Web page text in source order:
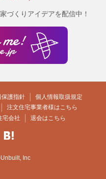
づくりアイデアを配信中！
護指針
個人情報取扱規定
注文住宅事業者様はこちら
宅会社 退会はこちら
Inc